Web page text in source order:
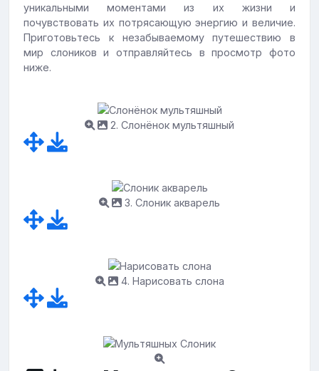
уникальными моментами из их жизни и
почувствовать их потрясающую энергию и величие.
Приготовьтесь к незабываемому путешествию в
мир слоников и отправляйтесь в просмотр фото
ниже.
2. Слонёнок мультяшный
3. Слоник акварель
4. Нарисовать слона